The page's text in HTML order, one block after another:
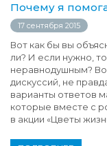
Почему я
17 сентября 2015
Вот как бы вы
ли? И если нужно,
неравнодушным?
дискуссий, не
варианты ответов
которые вместе с
в акции «Цветы